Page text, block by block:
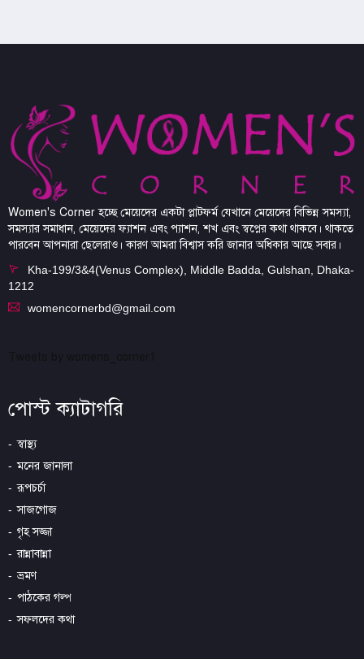
Women's Corner হচ্ছে মেয়েদের একটা প্লাটফর্ম যেখানে মেয়েদের বিভিন্ন সমস্যা,
সমস্যার সমাধান, মেয়েদের ফ্যাশন এবং প্যাশন, শখ এবং স্বপ্নের কথা থাকবে। থাকতে
পারবেন আপনারা ছেলেরাও। কারণ আমরা বিশ্বাস করি জানার অধিকার আছে সবার।
Kha-199/3&4(Venus Complex), Middle Badda, Gulshan, Dhaka-
1212
womencornerbd@gmail.com
পোস্ট ক্যাটাগরি
স্বাস্থ্য
মনের জানালা
রূপচর্চা
সাজগোজ
গৃহ সজ্জা
রান্নাবান্না
ভ্রমণ
পাঠকের গল্প
সফলদের কথা